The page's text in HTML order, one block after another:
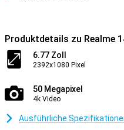
Produktdetails zu Realme
6.77 Zoll
2392x1080 Pixel
50 Megapixel
4k Video
Ausführliche